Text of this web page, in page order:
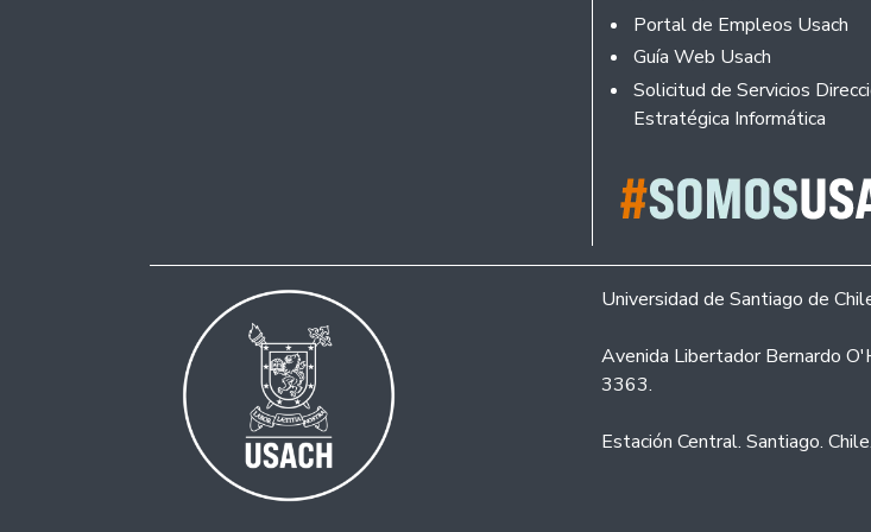
Portal de Empleos Usach
Guía Web Usach
Solicitud de Servicios
Estratégica Informática
Universidad de Santiago de
Avenida Libertador Bernardo
3363.
Estación Central. Santiago. Chile.